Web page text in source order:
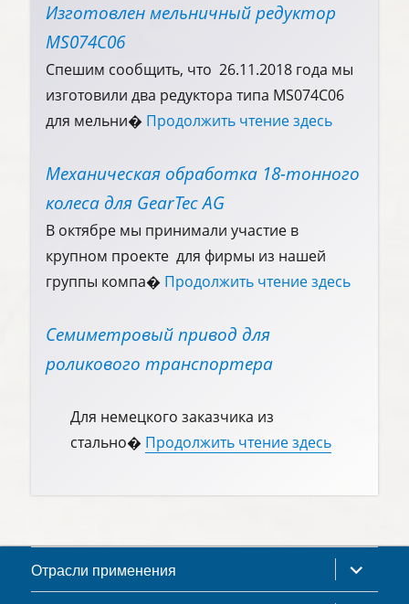
Изготовлен мельничный редуктор
MS074C06
Спешим сообщить, что 26.11.2018 года мы
изготовили два редуктора типа MS074C06
для мельни� Продолжить чтение здесь
Механическая обработка 18-тонного
колеса для GearTec AG
В октябре мы принимали участие в
крупном проекте для фирмы из нашей
группы компа� Продолжить чтение здесь
Семиметровый привод для
роликового транспортера
Для немецкого заказчика из
стально� Продолжить чтение здесь
Отрасли применения раскрыть
дочернее
меню